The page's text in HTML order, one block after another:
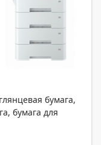
бумага,
бумага для